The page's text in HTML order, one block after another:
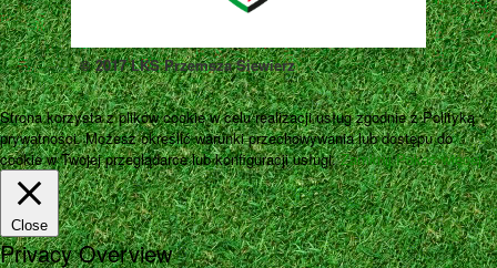
© 2017 LKS Przemsza Siewierz
Strona korzysta z plików cookie w celu realizacji usług zgodnie z Polityką
prywatności. Możesz określić warunki przechowywania lub dostępu do
cookie w Twojej przeglądarce lub konfiguracji usługi.Zamknij Pokaż więcej
Close
Privacy Overview